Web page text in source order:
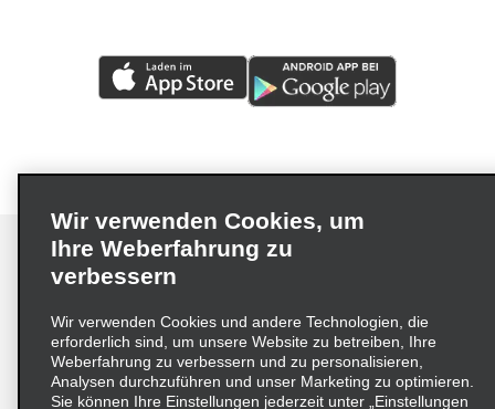
Impressum Nutzungsbedingungen
Datenschutzrichtlinie
Cookie-Richtlinie
Datenschutzoptionen
Lieferkettensorgfaltspflichtengesetz (LkSG) Grundsatzerklärung
Wir verwenden Cookies, um
Ihre Weberfahrung zu
verbessern
Wir verwenden Cookies und andere Technologien, die
erforderlich sind, um unsere Website zu betreiben, Ihre
Weberfahrung zu verbessern und zu personalisieren,
Analysen durchzuführen und unser Marketing zu optimieren.
Sie können Ihre Einstellungen jederzeit unter „Einstellungen